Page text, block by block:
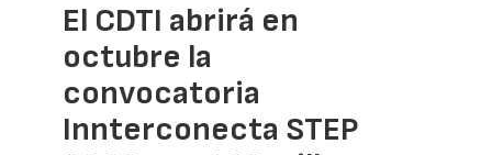
El CDTI abrirá en
octubre la
convocatoria
Innterconecta STEP